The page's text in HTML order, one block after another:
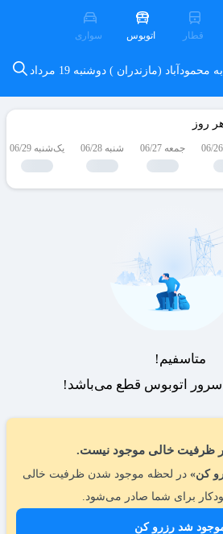
قطار اتوبوس سواری
محمودآباد (مازندران ) دوشنبه 19 مرداد
روز
جمعه 06/27 شنبه 06/28 یک‌شنبه 06/29
ظرفیت خالی موجود نیست.
کن» در لحظه موجود شدن ظرفیت خالی
برای شما صادر می‌شود.
شد رزرو کن
متاسفیم!
اتوبوس قطع می‌باشد!